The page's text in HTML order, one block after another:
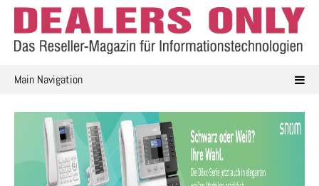
Skip
content
Main Navigation